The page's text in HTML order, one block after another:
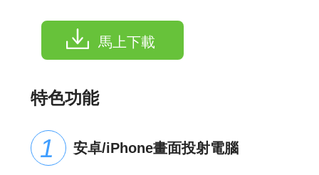
馬上下載
特色功能
安卓/iPhone畫面投射電腦